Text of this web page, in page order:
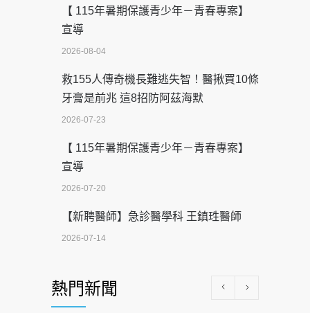
【 115年暑期保護青少年－青春專案】
宣導
2026-08-04
救155人傳奇機長難逃失智！醫揪買10條
牙膏是前兆 這8招防阿茲海默
2026-07-23
【 115年暑期保護青少年－青春專案】
宣導
2026-07-20
【新聘醫師】急診醫學科 王鎮珄醫師
2026-07-14
科能量
2026-07-08
熱門新聞